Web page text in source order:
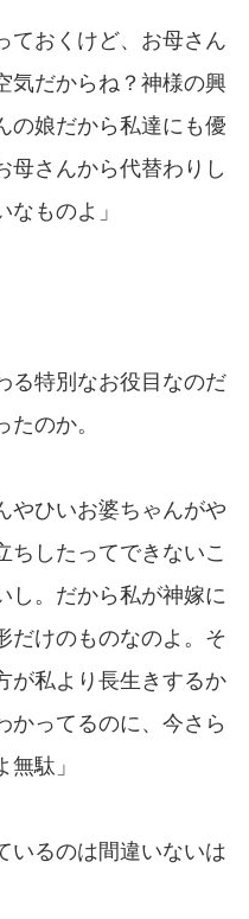
ておくけど、お母さん
気だからね？神様の興
の娘だから私達にも優
母さんから代替わりし
ものよ」
る特別なお役目なのだ
のか。
やひいお婆ちゃんがや
ちしたってできないこ
し。だから私が神嫁に
だけのものなのよ。そ
が私より長生きするか
かってるのに、今さら
駄」
いるのは間違いないは